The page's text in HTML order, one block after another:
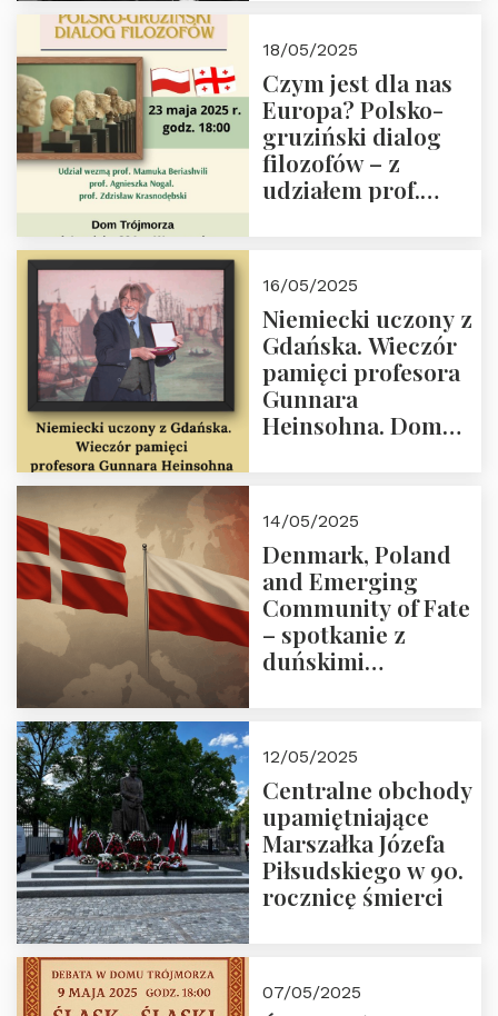
społeczny, członek
Kapituły Nagrody
im. Prezydenta
Lecha
Kaczyńskiego.
Wielki autorytet.
18/05/2025
Czym jest dla nas
Europa? Polsko-
gruziński dialog
filozofów – z
udziałem prof.
Dom Trójmorza 23
maja 2025 r. godz.
18:00.
16/05/2025
Niemiecki uczony z
Gdańska. Wieczór
pamięci profesora
Gunnara
Heinsohna. Dom
14/05/2025
Denmark, Poland
and Emerging
Community of Fate
– spotkanie z
duńskimi
12/05/2025
Centralne obchody
upamiętniające
Marszałka Józefa
Piłsudskiego w 90.
rocznicę śmierci
07/05/2025